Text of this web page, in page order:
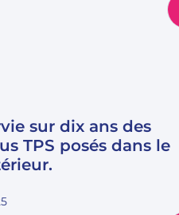
sur dix ans des
TPS posés dans le